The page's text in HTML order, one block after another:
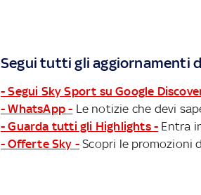
Segui tutti gli aggiornamenti
- Segui Sky Sport su Google
- WhatsApp - Le notizie che devi
- Guarda tutti gli Highlights - Entra
- Offerte Sky - Scopri le promozioni